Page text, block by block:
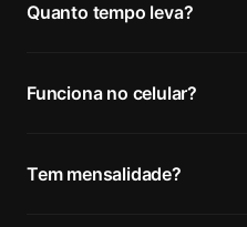
Quanto tempo leva?
Funciona no celular?
Tem mensalidade?